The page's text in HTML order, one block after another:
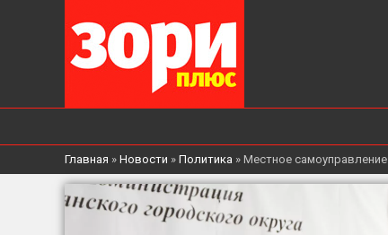
Главная » Новости » Политика » Местное самоуправление